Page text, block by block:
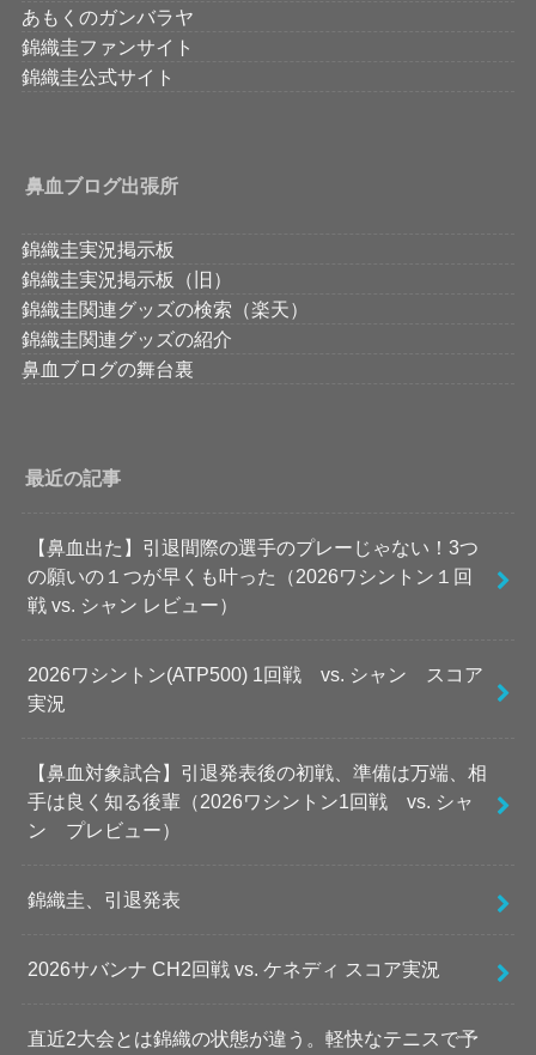
あもくのガンバラヤ
錦織圭ファンサイト
錦織圭公式サイト
鼻血ブログ出張所
錦織圭実況掲示板
錦織圭実況掲示板（旧）
錦織圭関連グッズの検索（楽天）
錦織圭関連グッズの紹介
鼻血ブログの舞台裏
最近の記事
【鼻血出た】引退間際の選手のプレーじゃない！3つ
の願いの１つが早くも叶った（2026ワシントン１回
戦 vs. シャン レビュー）
2026ワシントン(ATP500) 1回戦 vs. シャン スコア
実況
【鼻血対象試合】引退発表後の初戦、準備は万端、相
手は良く知る後輩（2026ワシントン1回戦 vs. シャ
ン プレビュー）
錦織圭、引退発表
2026サバンナ CH2回戦 vs. ケネディ スコア実況
直近2大会とは錦織の状態が違う。軽快なテニスで予